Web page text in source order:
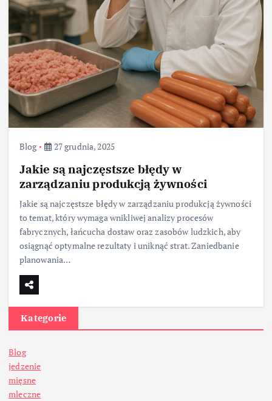
Blog 27 grudnia, 2025
Jakie są najczęstsze błędy w
zarządzaniu produkcją żywności
Jakie są najczęstsze błędy w zarządzaniu produkcją żywności
to temat, który wymaga wnikliwej analizy procesów
fabrycznych, łańcucha dostaw oraz zasobów ludzkich, aby
osiągnąć optymalne rezultaty i uniknąć strat. Zaniedbanie
planowania…
Kategorie
Blog
jedzenie
mięsne
mleczne